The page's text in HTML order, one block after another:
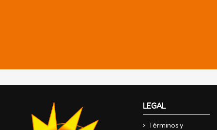
LEGAL
Términos y